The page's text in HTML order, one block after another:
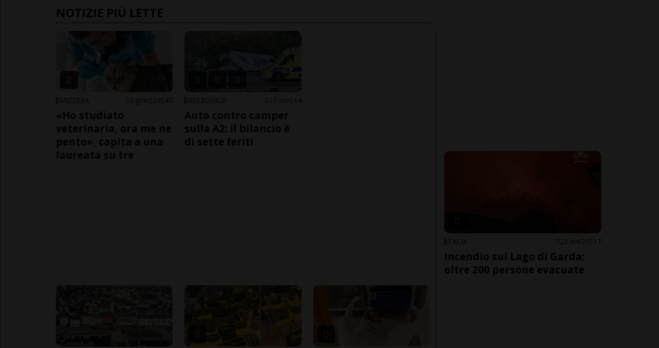
NOTIZIE PIÙ LETTE
SVIZZERA 2 gior 23 47
«Ho studiato
veterinaria, ora me ne
pento», capita a una
laureata su tre
MEZZOVICO 17 ore 14
Auto contro camper
sulla A2: il bilancio è
di sette feriti
ITALIA 23 ore 1 17
Incendio sul Lago di Garda:
oltre 200 persone evacuate